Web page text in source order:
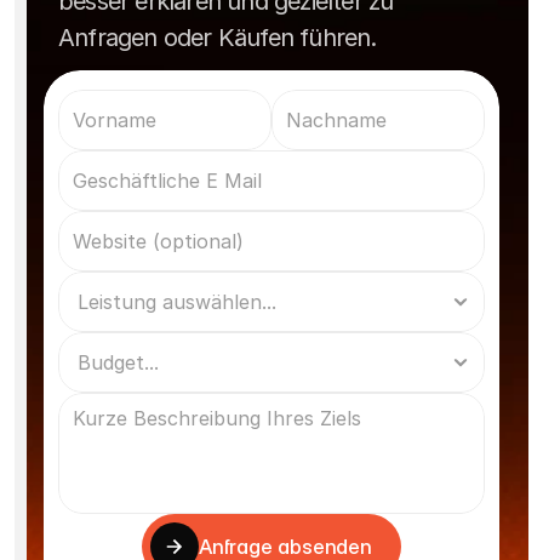
Anfragen oder Käufen führen.
Anfrage absenden